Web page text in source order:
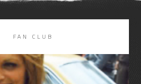
FAN CLUB